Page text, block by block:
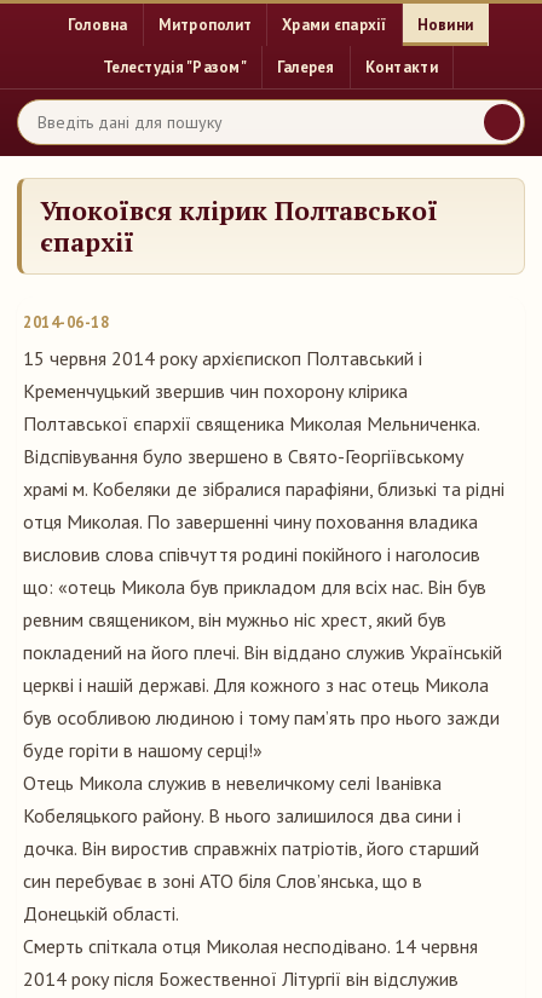
Головна Митрополит Храми єпархії Новини
Телестудія "Разом" Галерея Контакти
Упокоївся клірик Полтавської
єпархії
2014-06-18
15 червня 2014 року архієпископ Полтавський і
Кременчуцький звершив чин похорону клірика
Полтавської єпархії священика Миколая Мельниченка.
Відспівування було звершено в Свято-Георгіївському
храмі м. Кобеляки де зібралися парафіяни, близькі та рідні
отця Миколая. По завершенні чину поховання владика
висловив слова співчуття родині покійного і наголосив
що: «отець Микола був прикладом для всіх нас. Він був
ревним священиком, він мужньо ніс хрест, який був
покладений на його плечі. Він віддано служив Українській
церкві і нашій державі. Для кожного з нас отець Микола
був особливою людиною і тому пам’ять про нього зажди
буде горіти в нашому серці!»
Отець Микола служив в невеличкому селі Іванівка
Кобеляцького району. В нього залишилося два сини і
дочка. Він виростив справжніх патріотів, його старший
син перебуває в зоні АТО біля Слов’янська, що в
Донецькій області.
Смерть спіткала отця Миколая несподівано. 14 червня
2014 року після Божественної Літургії він відслужив